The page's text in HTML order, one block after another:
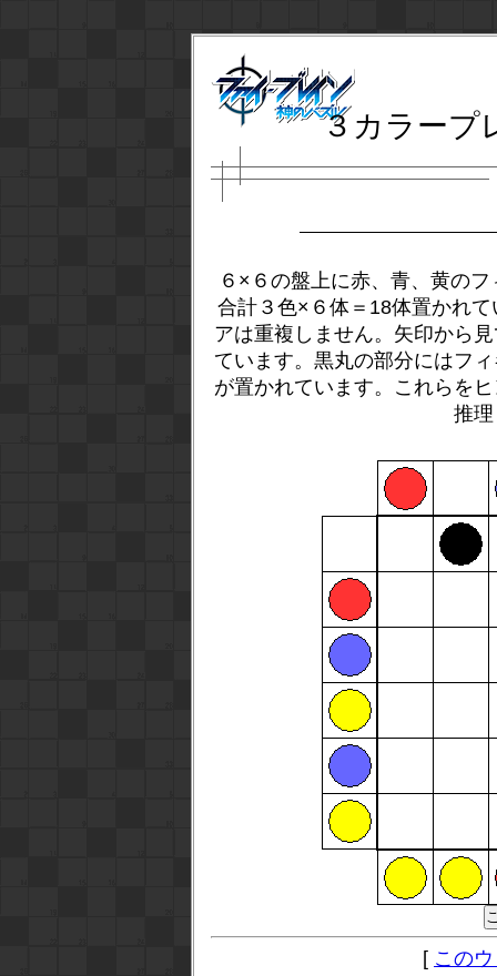
３カラープ
６×６の盤上に赤、青、黄の
合計３色×６体＝18体置かれ
アは重複しません。矢印から
ています。黒丸の部分にはフ
が置かれています。これらを
推
[ この